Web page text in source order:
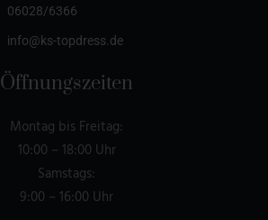
06028/6366
info@ks-topdress.de
Öffnungszeiten
Montag bis Freitag:
10:00 – 18:00 Uhr
Samstags:
9:00 – 16:00 Uhr